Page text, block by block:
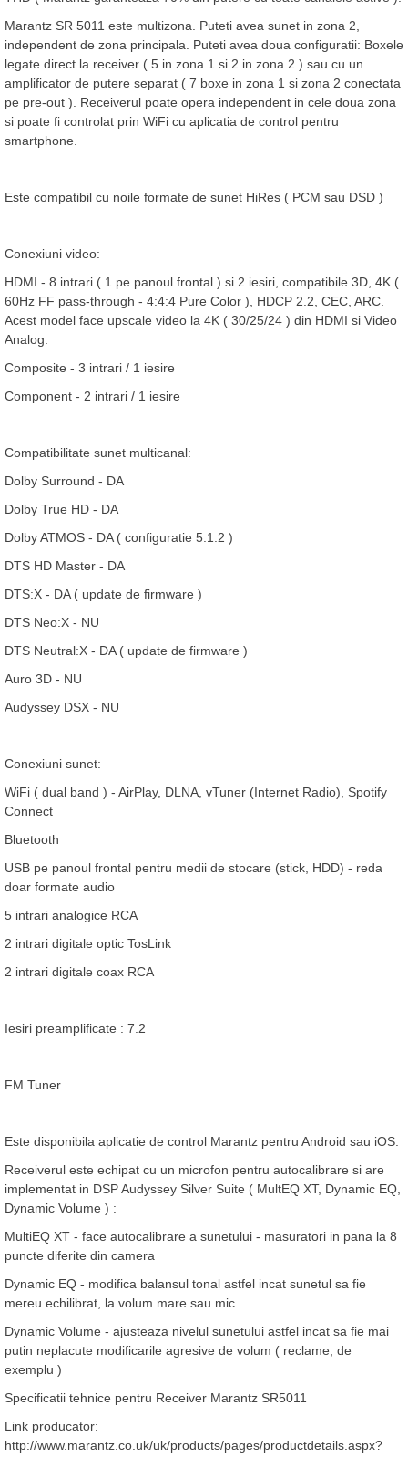
Marantz SR 5011 este multizona. Puteti avea sunet in zona 2,
independent de zona principala. Puteti avea doua configuratii: Boxele
legate direct la receiver ( 5 in zona 1 si 2 in zona 2 ) sau cu un
amplificator de putere separat ( 7 boxe in zona 1 si zona 2 conectata
pe pre-out ). Receiverul poate opera independent in cele doua zona
si poate fi controlat prin WiFi cu aplicatia de control pentru
smartphone.
Este compatibil cu noile formate de sunet HiRes ( PCM sau DSD )
Conexiuni video:
HDMI - 8 intrari ( 1 pe panoul frontal ) si 2 iesiri, compatibile 3D, 4K (
60Hz FF pass-through - 4:4:4 Pure Color ), HDCP 2.2, CEC, ARC.
Acest model face upscale video la 4K ( 30/25/24 ) din HDMI si Video
Analog.
Composite - 3 intrari / 1 iesire
Component - 2 intrari / 1 iesire
Compatibilitate sunet multicanal:
Dolby Surround - DA
Dolby True HD - DA
Dolby ATMOS - DA ( configuratie 5.1.2 )
DTS HD Master - DA
DTS:X - DA ( update de firmware )
DTS Neo:X - NU
DTS Neutral:X - DA ( update de firmware )
Auro 3D - NU
Audyssey DSX - NU
Conexiuni sunet:
WiFi ( dual band ) - AirPlay, DLNA, vTuner (Internet Radio), Spotify
Connect
Bluetooth
USB pe panoul frontal pentru medii de stocare (stick, HDD) - reda
doar formate audio
5 intrari analogice RCA
2 intrari digitale optic TosLink
2 intrari digitale coax RCA
Iesiri preamplificate : 7.2
FM Tuner
Este disponibila aplicatie de control Marantz pentru Android sau iOS.
Receiverul este echipat cu un microfon pentru autocalibrare si are
implementat in DSP Audyssey Silver Suite ( MultEQ XT, Dynamic EQ,
Dynamic Volume ) :
MultiEQ XT - face autocalibrare a sunetului - masuratori in pana la 8
puncte diferite din camera
Dynamic EQ - modifica balansul tonal astfel incat sunetul sa fie
mereu echilibrat, la volum mare sau mic.
Dynamic Volume - ajusteaza nivelul sunetului astfel incat sa fie mai
putin neplacute modificarile agresive de volum ( reclame, de
exemplu )
Specificatii tehnice pentru Receiver Marantz SR5011
Link producator:
http://www.marantz.co.uk/uk/products/pages/productdetails.aspx?